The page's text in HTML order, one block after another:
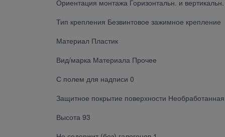
Ориентация монтажа Горизонтальн. и вертикальн.
Тип крепления Безвинтовое зажимное крепление
Материал Пластик
Вид/марка Материала Прочее
С полем для надписи 0
Защитное покрытие поверхности
Высота 93